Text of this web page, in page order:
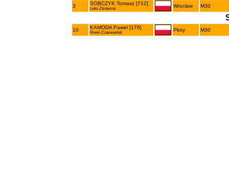
3 SOBCZYK Tomasz [712]
Luks Zórawina Wrocław M30
10 KAMODA Pawel [176]
Ronin Czerwieńsk Płoty M30